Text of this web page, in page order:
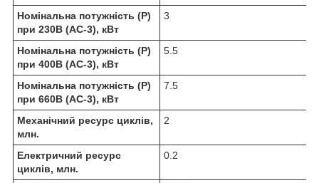
Номінальна потужність (Р)
при 230В (AC-3), кВт
3
Номінальна потужність (Р)
при 400В (AC-3), кВт
5.5
Номінальна потужність (Р)
при 660В (AC-3), кВт
7.5
Механічний ресурс циклів,
млн.
2
Електричний ресурс
циклів, млн.
0.2